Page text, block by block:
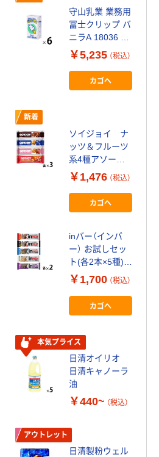
守山乳業 業務用
冨士クリップ バ
ニラA 18036 1
ケース
1000ML×6（直送
品）
￥5,235 （税込）
カゴへ
新着
ソイジョイ ナ
ッツ＆フルーツ
系4種アソート
セット（12本入）
￥1,476 （税込）
カゴへ
inバー（インバ
ー） お試しセッ
ト(各2本×5種)
プロテイン 鉄
分 森永製菓
￥1,700 （税込）
カゴへ
本気プライス
日清オイリオ
日清キャノーラ
油
￥440~ （税込）
アウトレット
日清製粉ウェル